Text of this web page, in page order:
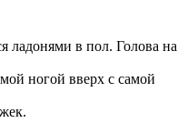
ладонями в пол. Голова на
ногой вверх с самой